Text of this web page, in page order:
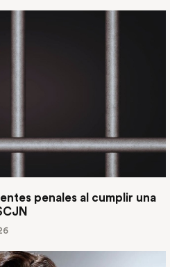
penales al cumplir una